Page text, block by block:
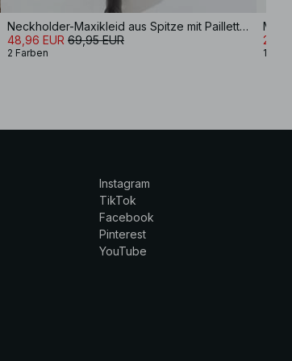
Neckholder-Maxikleid aus Spitze mit Pailletten
48,96 EUR 69,95 EUR
2 Farben 1
Instagram
TikTok
Facebook
Pinterest
YouTube